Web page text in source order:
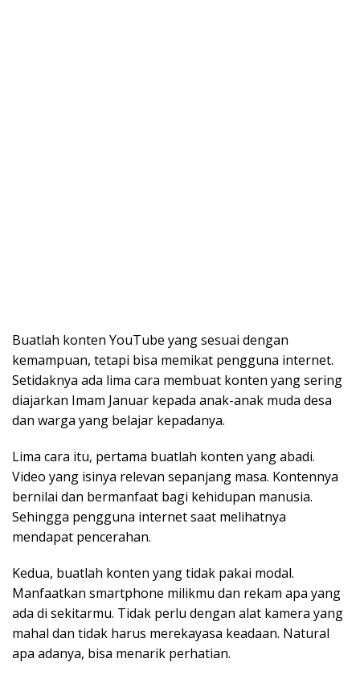
Buatlah konten YouTube yang sesuai dengan
kemampuan, tetapi bisa memikat pengguna internet.
Setidaknya ada lima cara membuat konten yang sering
diajarkan Imam Januar kepada anak-anak muda desa
dan warga yang belajar kepadanya.
Lima cara itu, pertama buatlah konten yang abadi.
Video yang isinya relevan sepanjang masa. Kontennya
bernilai dan bermanfaat bagi kehidupan manusia.
Sehingga pengguna internet saat melihatnya
mendapat pencerahan.
Kedua, buatlah konten yang tidak pakai modal.
Manfaatkan smartphone milikmu dan rekam apa yang
ada di sekitarmu. Tidak perlu dengan alat kamera yang
mahal dan tidak harus merekayasa keadaan. Natural
apa adanya, bisa menarik perhatian.